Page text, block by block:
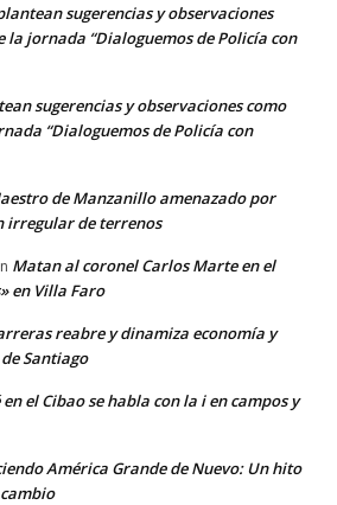
sugerencias y observaciones
la jornada “Dialoguemos de Policía con
sugerencias y observaciones como
“Dialoguemos de Policía con
de Manzanillo amenazado por
irregular de terrenos
Matan al coronel Carlos Marte en el
en Villa Faro
reabre y dinamiza economía y
Santiago
el Cibao se habla con la i en campos y
América Grande de Nuevo: Un hito